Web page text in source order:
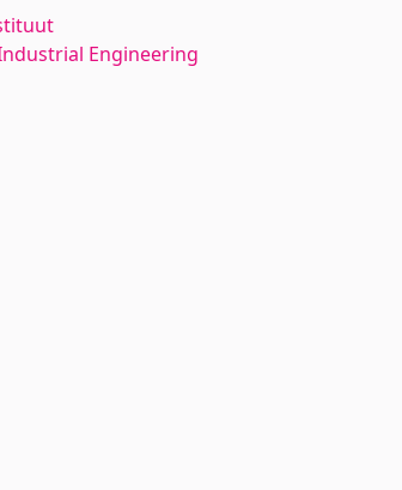
Engineering